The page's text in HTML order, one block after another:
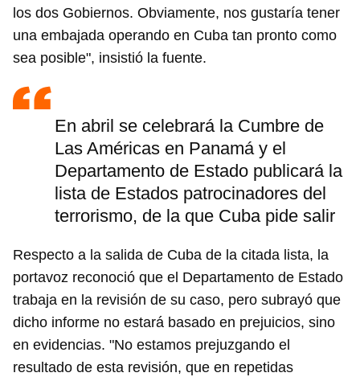
los dos Gobiernos. Obviamente, nos gustaría tener
una embajada operando en Cuba tan pronto como
sea posible", insistió la fuente.
En abril se celebrará la Cumbre de
Las Américas en Panamá y el
Departamento de Estado publicará la
lista de Estados patrocinadores del
terrorismo, de la que Cuba pide salir
Respecto a la salida de Cuba de la citada lista, la
portavoz reconoció que el Departamento de Estado
trabaja en la revisión de su caso, pero subrayó que
dicho informe no estará basado en prejuicios, sino
en evidencias. "No estamos prejuzgando el
resultado de esta revisión, que en repetidas